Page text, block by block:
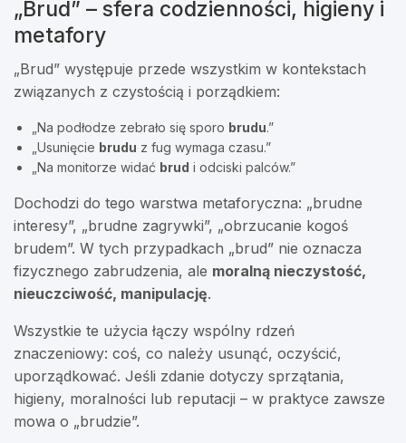
„Brud” – sfera codzienności, higieny i
metafory
„Brud” występuje przede wszystkim w kontekstach
związanych z czystością i porządkiem:
„Na podłodze zebrało się sporo brudu.”
„Usunięcie brudu z fug wymaga czasu.”
„Na monitorze widać brud i odciski palców.”
Dochodzi do tego warstwa metaforyczna: „brudne
interesy”, „brudne zagrywki”, „obrzucanie kogoś
brudem”. W tych przypadkach „brud” nie oznacza
fizycznego zabrudzenia, ale moralną nieczystość,
nieuczciwość, manipulację.
Wszystkie te użycia łączy wspólny rdzeń
znaczeniowy: coś, co należy usunąć, oczyścić,
uporządkować. Jeśli zdanie dotyczy sprzątania,
higieny, moralności lub reputacji – w praktyce zawsze
mowa o „brudzie”.